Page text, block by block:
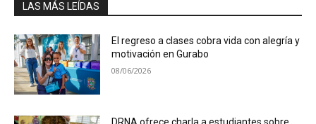
LAS MÁS LEÍDAS
El regreso a clases cobra vida con alegría y
motivación en Gurabo
08/06/2026
DRNA ofrece charla a estudiantes sobre